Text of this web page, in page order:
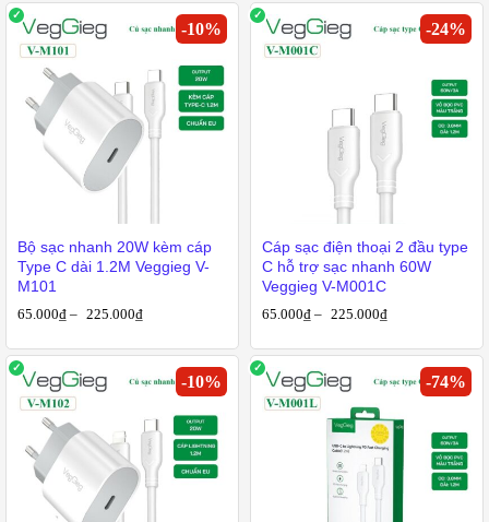
-10%
Bộ sạc nhanh 20W kèm cáp
Type C dài 1.2M Veggieg V-
M101
65.000₫ – 225.000₫
-24%
Cáp sạc điện thoại 2 đầu type
C hỗ trợ sạc nhanh 60W
Veggieg V-M001C
65.000₫ – 225.000₫
-10% -74%